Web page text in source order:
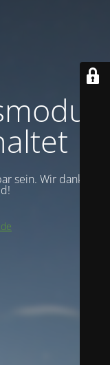
sein. Wir danken